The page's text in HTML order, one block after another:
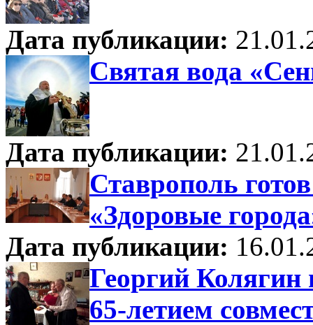
Дата публикации:
Святая вода
Дата публикации:
Ставрополь
«Здоровые
Дата публикации:
Георгий Колягин
65-летием